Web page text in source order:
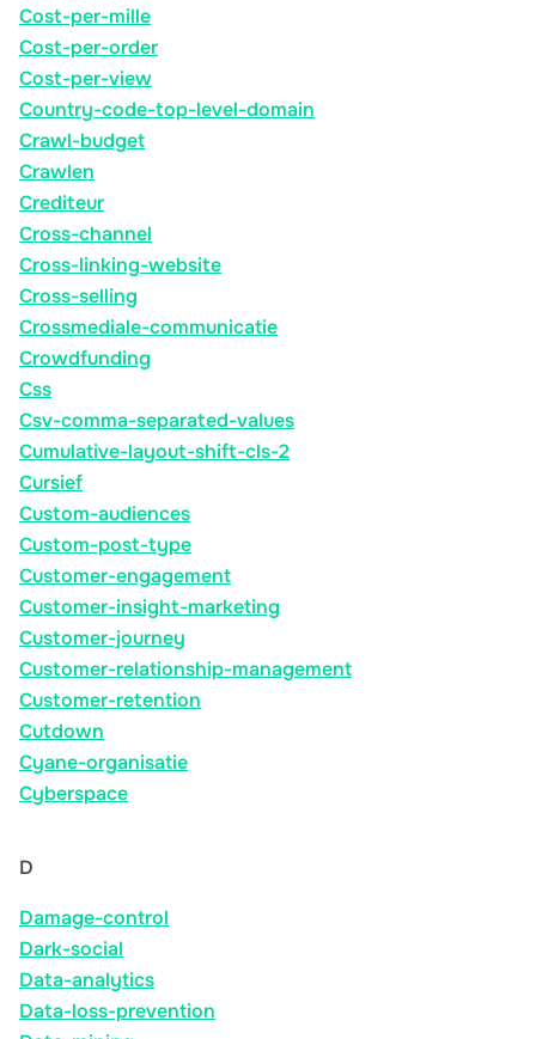
Cost-per-mille
Cost-per-order
Cost-per-view
Country-code-top-level-domain
Crawl-budget
Crawlen
Crediteur
Cross-channel
Cross-linking-website
Cross-selling
Crossmediale-communicatie
Crowdfunding
Css
Csv-comma-separated-values
Cumulative-layout-shift-cls-2
Cursief
Custom-audiences
Custom-post-type
Customer-engagement
Customer-insight-marketing
Customer-journey
Customer-relationship-management
Customer-retention
Cutdown
Cyane-organisatie
Cyberspace
D
Damage-control
Dark-social
Data-analytics
Data-loss-prevention